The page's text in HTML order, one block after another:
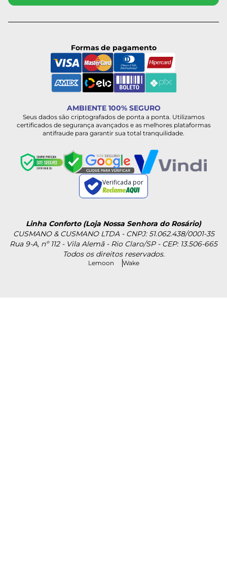
Formas de pagamento
AMBIENTE 100% SEGURO
Seus dados são criptografados de ponta a ponta. Utilizamos
certificados de segurança avançados e as melhores plataformas
antifraude para garantir sua total tranquilidade.
Verificada por
Linha Conforto (Loja Nossa Senhora do Rosário)
CUSMANO & CUSMANO LTDA - CNPJ: 51.062.438/0001-35
Rua 9-A, nº 112 - Vila Alemã - Rio Claro/SP - CEP: 13.506-665
Todos os direitos reservados.
Lemoon Wake